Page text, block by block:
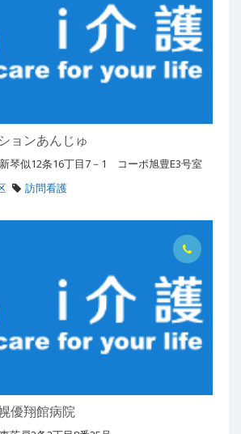
ョンあんじゅ
琴似12条16丁目7－1 コーポ旭豊E3号室
訪問看護
優翔館病院